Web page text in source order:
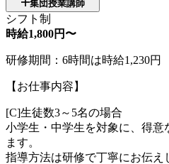
集団授業講師
シフト制
時給1,800円〜
研修期間：6時間は時給1,230円
【お仕事内容】
[C]生徒数3～5名の場合
小学生・中学生を対象に、得意
ます。
指導方法は研修で丁寧にお伝え